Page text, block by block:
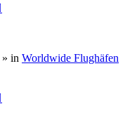
» in Worldwide Flughäfen